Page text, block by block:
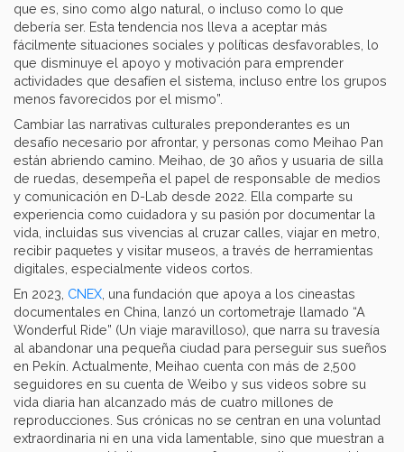
que es, sino como algo natural, o incluso como lo que
debería ser. Esta tendencia nos lleva a aceptar más
fácilmente situaciones sociales y políticas desfavorables, lo
que disminuye el apoyo y motivación para emprender
actividades que desafíen el sistema, incluso entre los grupos
menos favorecidos por el mismo”.
Cambiar las narrativas culturales preponderantes es un
desafío necesario por afrontar, y personas como Meihao Pan
están abriendo camino. Meihao, de 30 años y usuaria de silla
de ruedas, desempeña el papel de responsable de medios
y comunicación en D-Lab desde 2022. Ella comparte su
experiencia como cuidadora y su pasión por documentar la
vida, incluidas sus vivencias al cruzar calles, viajar en metro,
recibir paquetes y visitar museos, a través de herramientas
digitales, especialmente videos cortos.
En 2023, CNEX , una fundación que apoya a los cineastas
documentales en China, lanzó un cortometraje llamado “A
Wonderful Ride” (Un viaje maravilloso), que narra su travesía
al abandonar una pequeña ciudad para perseguir sus sueños
en Pekín. Actualmente, Meihao cuenta con más de 2,500
seguidores en su cuenta de Weibo y sus videos sobre su
vida diaria han alcanzado más de cuatro millones de
reproducciones. Sus crónicas no se centran en una voluntad
extraordinaria ni en una vida lamentable, sino que muestran a